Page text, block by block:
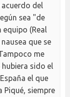
del
sea "de
(Real
que se
me
sido el
el que
Piqué, siempre